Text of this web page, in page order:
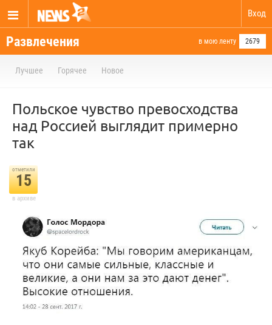
Вход
Развлечения в мою ленту 2679
Лучшее Горячее Новое
Польское чувство превосходства
над Россией выглядит примерно
так
отметили
15
в архиве